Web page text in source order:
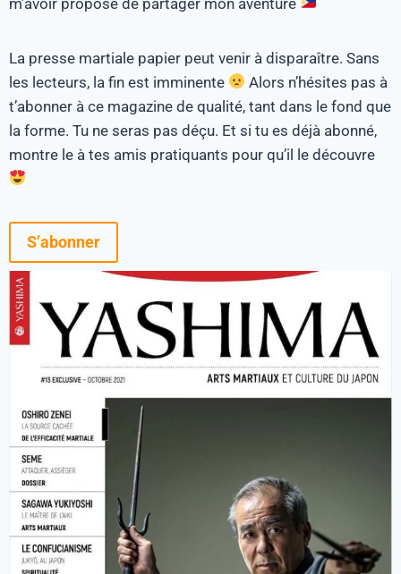
La presse martiale papier peut venir à disparaître. Sans
les lecteurs, la fin est imminente
Alors n’hésites pas à
t’abonner à ce magazine de qualité, tant dans le fond que
la forme. Tu ne seras pas déçu. Et si tu es déjà abonné,
montre le à tes amis pratiquants pour qu’il le découvre
S’abonner